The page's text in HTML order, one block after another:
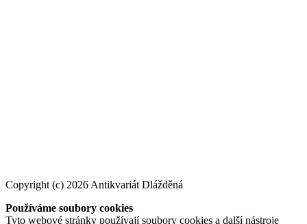
Copyright (c) 2026 Antikvariát Dlážděná
Používáme soubory cookies
Tyto webové stránky používají soubory cookies a další nástroje